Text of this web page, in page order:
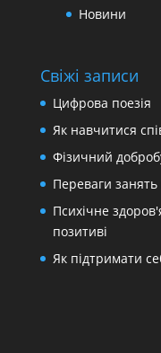
Новини
Свіжі записи
Цифрова поезія
Як навчитися
Фізичний
Переваги
Психічне
позитиві
Як підтримати